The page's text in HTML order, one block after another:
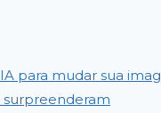
para mudar sua
surpreenderam